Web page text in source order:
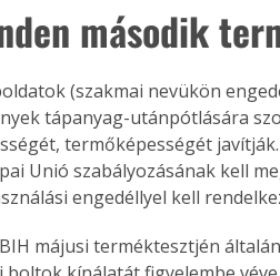
második
(szakmai nevükön
tápanyag-utánpótlására
termőképességét
Unió szabályozásának kell
engedéllyel kell
májusi terméktesztjén